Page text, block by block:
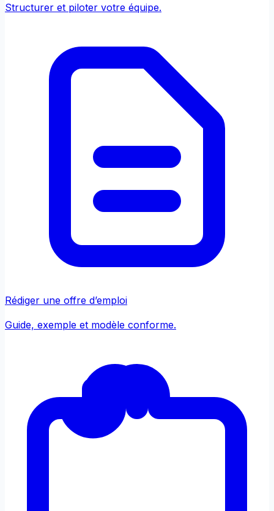
Structurer et piloter votre équipe.
Rédiger une offre d’emploi
Guide, exemple et modèle conforme.